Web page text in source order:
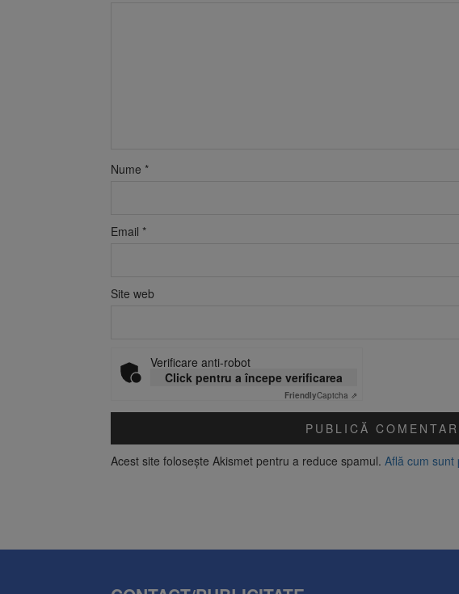
Nume *
Email *
Site web
Verificare anti-robot
Click pentru a începe verificarea
FriendlyCaptcha ⇗
Acest site folosește Akismet pentru a reduce spamul. Află cum sunt